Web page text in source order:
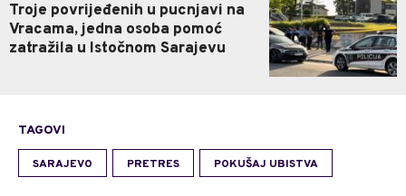
Troje povrijeđenih u pucnjavi na
Vracama, jedna osoba pomoć
zatražila u Istočnom Sarajevu
TAGOVI
SARAJEVO PRETRES POKUŠAJ UBISTVA